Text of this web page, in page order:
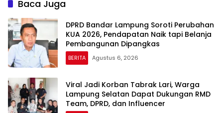
Baca Juga
DPRD Bandar Lampung Soroti Perubahan
KUA 2026, Pendapatan Naik tapi Belanja
Pembangunan Dipangkas
BERITA Agustus 6, 2026
Viral Jadi Korban Tabrak Lari, Warga
Lampung Selatan Dapat Dukungan RMD
Team, DPRD, dan Influencer